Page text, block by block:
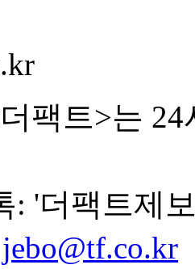
팩트>는
: '더팩트제
jebo@tf.co.kr